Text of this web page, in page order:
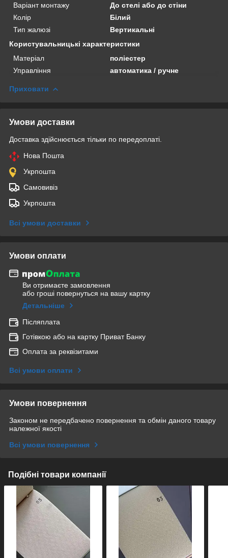
Варіант монтажу
До стелі або до стіни
Колір
Білий
Тип жалюзі
Вертикальні
Користувальницькі характеристики
Матеріал
поліестер
Управління
автоматика / ручне
Приховати
Умови доставки
Доставка здійснюється тільки по передоплаті.
Нова Пошта
Укрпошта
Самовивіз
Укрпошта
Всі умови доставки
Умови оплати
Ви отримаєте замовлення
або гроші повернуться на вашу картку
Детальніше
Післяплата
Готівкою або на картку Приват Банку
Оплата за реквізитами
Всі умови оплати
Умови повернення
Законом не передбачено повернення та обмін даного товару
належної якості
Всі умови повернення
Подібні товари компанії